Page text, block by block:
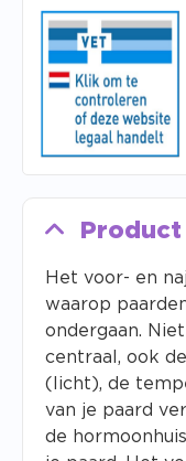
Het voor- en
waarop
ondergaan.
centraal, ook
(licht), de
van je paard
de